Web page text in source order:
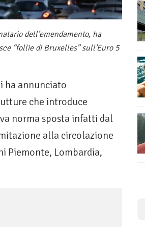
dell’emendamento, ha
“follie di Bruxelles” sull’Euro 5
ha annunciato
che introduce
norma sposta infatti dal
alla circolazione
Piemonte, Lombardia,